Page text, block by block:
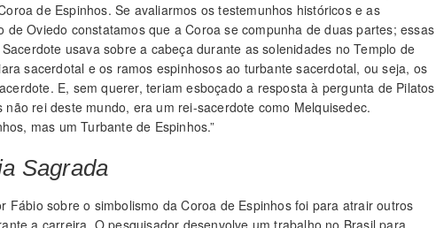
de Espinhos. Se avaliarmos os testemunhos históricos e as
Oviedo constatamos que a Coroa se compunha de duas partes; essas
usava sobre a cabeça durante as solenidades no Templo de
sacerdotal e os ramos espinhosos ao turbante sacerdotal, ou seja, os
E, sem querer, teriam esboçado a resposta à pergunta de Pilatos
não rei deste mundo, era um rei-sacerdote como Melquisedec.
mas um Turbante de Espinhos.”
Sagrada
Fábio sobre o simbolismo da Coroa de Espinhos foi para atrair outros
a carreira. O pesquisador desenvolve um trabalho no Brasil para